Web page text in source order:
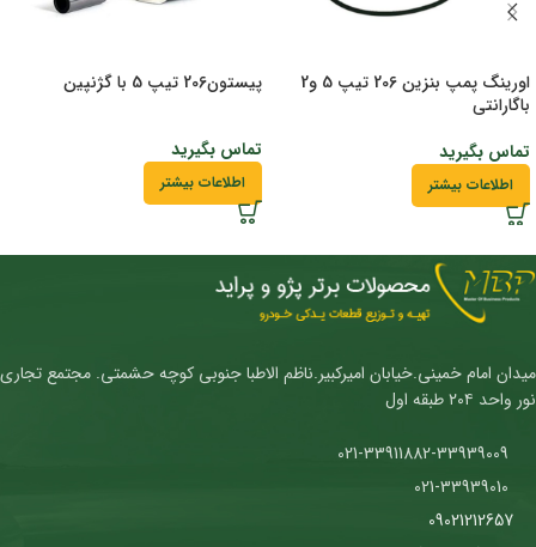
اورینگ پمپ بنزین 206 تیپ 5 و2
باگارانتی
تماس بگیرید
اطلاعات بیشتر
پیستون206 تیپ 5 با گژنپین
تماس بگیرید
اطلاعات بیشتر
میدان امام خمینی.خیابان امیرکبیر.ناظم الاطبا جنوبی کوچه حشمتی. مجتمع تجاری
نور واحد ۲۰۴ طبقه اول
09021212657